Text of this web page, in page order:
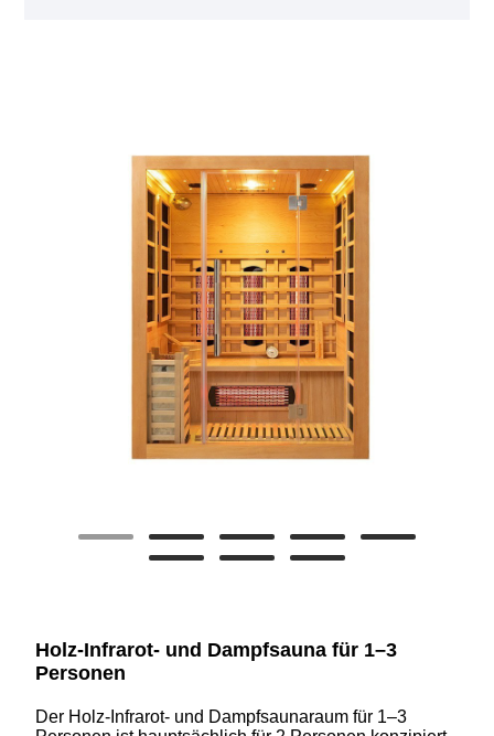
Holz-Infrarot- und Dampfsauna für 1–3
Personen
Der Holz-Infrarot- und Dampfsaunaraum für 1–3